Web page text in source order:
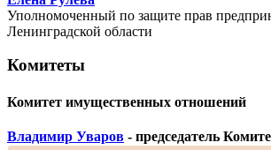
Уполномоченный по защите прав
Ленинградской области
Комитеты
Комитет имущественных отношений
Владимир Уваров - председатель